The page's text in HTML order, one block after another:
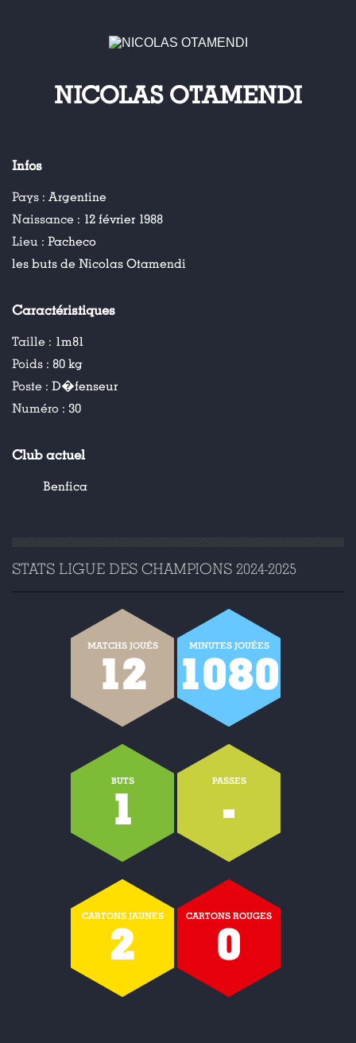
NICOLAS OTAMENDI
Infos
Pays : Argentine
Naissance : 12 février 1988
Lieu : Pacheco
les buts de Nicolas Otamendi
Caractéristiques
Taille : 1m81
Poids : 80 kg
Poste : D�fenseur
Numéro : 30
Club actuel
Benfica
STATS LIGUE DES CHAMPIONS 2024-2025
MATCHS JOUÉS
12
MINUTES JOUÉES
1080
BUTS
1
PASSES
-
CARTONS JAUNES
2
CARTONS ROUGES
0